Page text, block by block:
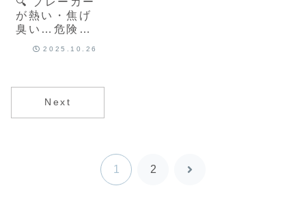
が熱い・焦げ
臭い…危険サ
インを見逃さ
2025.10.26
Next
1 2
次